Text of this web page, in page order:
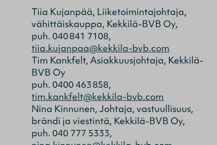
Tiia Kujanpää, Liiketoimintajohtaja,
vähittäiskauppa, Kekkilä-BVB Oy,
puh. 040 841 7108,
tiia.kujanpaa@kekkila-bvb.com
Tim Kankfelt, Asiakkuusjohtaja, Kekkilä-
BVB Oy
puh. 0400 463 858,
tim.kankfelt@kekkila-bvb.com
Nina Kinnunen, Johtaja, vastuullisuus,
brändi ja viestintä, Kekkilä-BVB Oy,
puh. 040 777 5333,